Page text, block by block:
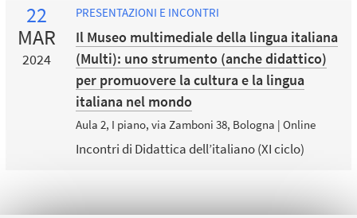
22
MAR
2024
PRESENTAZIONI E INCONTRI
Il Museo multimediale della lingua italiana
(Multi): uno strumento (anche didattico)
per promuovere la cultura e la lingua
italiana nel mondo
Aula 2, I piano, via Zamboni 38, Bologna | Online
Incontri di Didattica dell’italiano (XI ciclo)